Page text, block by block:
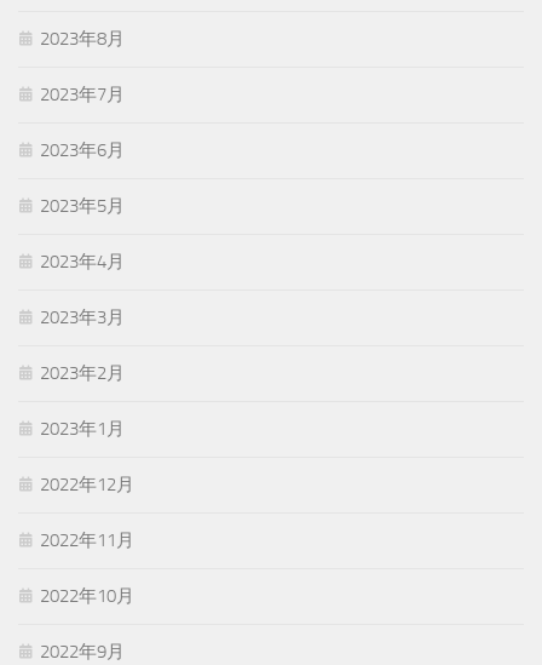
2023年8月
2023年7月
2023年6月
2023年5月
2023年4月
2023年3月
2023年2月
2023年1月
2022年12月
2022年11月
2022年10月
2022年9月